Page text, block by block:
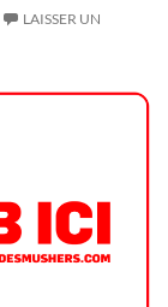
LAISSER UN